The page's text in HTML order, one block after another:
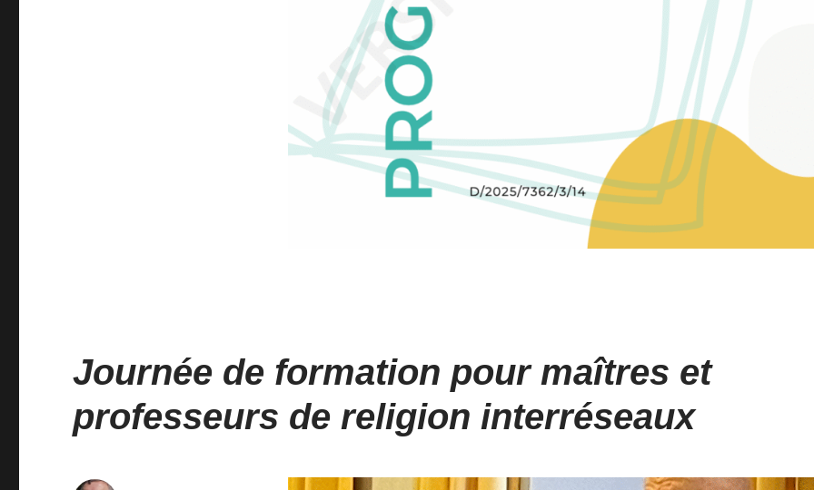
Journée de formation pour maîtres et
professeurs de religion interréseaux